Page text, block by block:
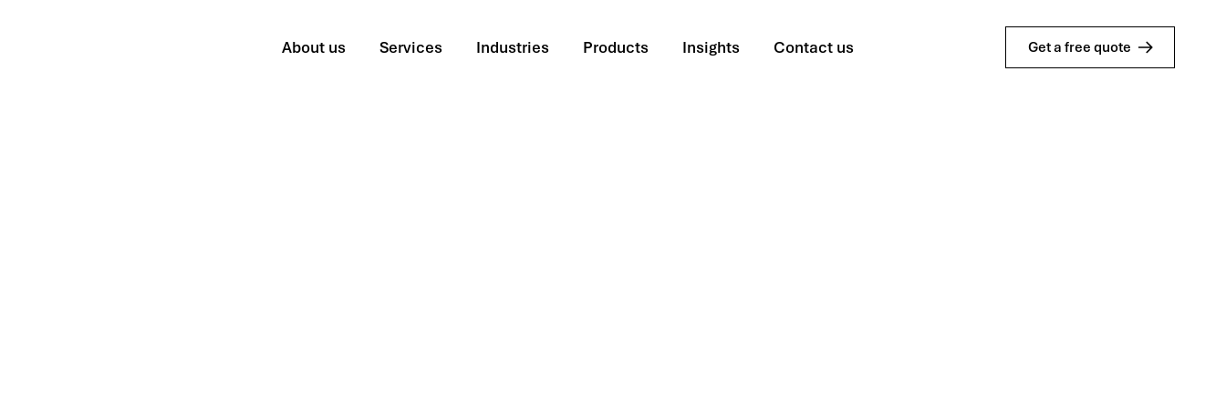
About us Services Industries Products Insights Contact us Get a free quote